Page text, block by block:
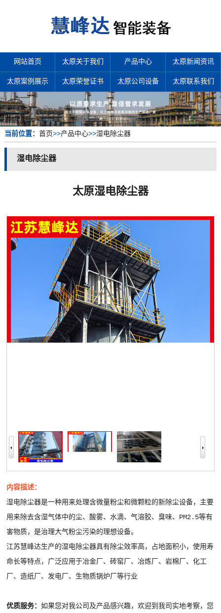
网站首页 太原关于我们 产品中心 太原新闻资讯
太原案例展示 太原荣誉证书 太原公司设备 太原联系我们
当前位置： 首页>>产品中心>>湿电除尘器
湿电除尘器
太原湿电除尘器
内容描述：
湿电除尘器是一种用来处理含微量粉尘和微颗粒的新除尘设备，主要
用来除去含湿气体中的尘、酸雾、水滴、气溶胶、臭味、PM2.5等有
害物质，是治理大气粉尘污染的理想设备。
江苏慧峰达生产的湿电除尘器具有除尘效率高，占地面积小，使用寿
命长等特点，广泛应用于冶金厂、砖窑厂、冶炼厂、岩棉厂、化工
厂、造纸厂、发电厂、生物质锅炉厂等行业
优质服务：如果您对我公司及产品感兴趣，欢迎到我司实地考察，您